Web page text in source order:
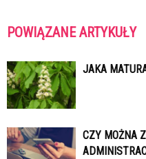
POWIĄZANE ARTYKUŁY
JAKA
CZY MOŻNA